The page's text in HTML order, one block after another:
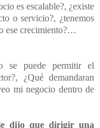
es escalable?, ¿existe
o servicio?, ¿tenemos
ese crecimiento?…
se puede permitir el
¿Qué demandaran
mi negocio dentro de
dijo que dirigir una